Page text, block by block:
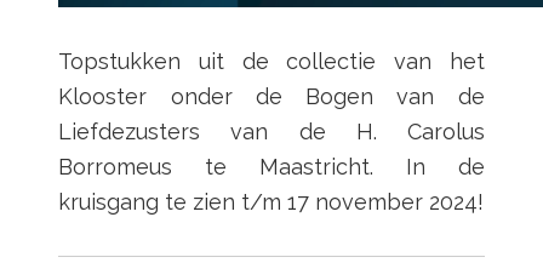
Topstukken uit de collectie van het
Klooster onder de Bogen van de
Liefdezusters van de H. Carolus
Borromeus te Maastricht. In de
kruisgang te zien t/m 17 november 2024!